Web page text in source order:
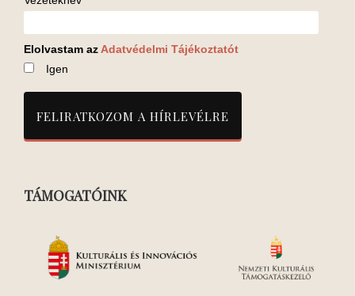
Elolvastam az Adatvédelmi Tájékoztatót
Igen
TÁMOGATÓINK